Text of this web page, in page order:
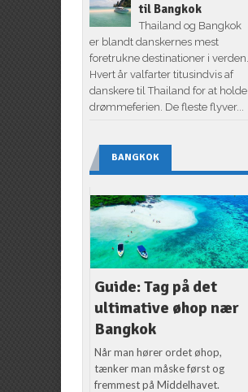
til Bangkok
Thailand og Bangkok
er blandt danskernes mest
foretrukne destinationer i verden.
Hvert år valfarter titusindvis af
danskere til Thailand for at holde
drømmeferien. De fleste flyver...
BANGKOK
Guide: Tag på det
ultimative øhop nær
Bangkok
Når man hører ordet øhop,
tænker man måske først og
fremmest på Middelhavet.